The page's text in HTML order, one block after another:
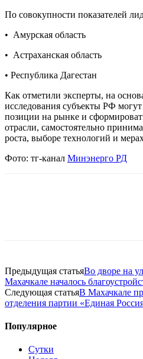
По совокупности показателей
• Амурская область
• Астраханская область
• Республика Дагестан
Как отметили эксперты, на
исследования субъекты РФ
позиции на рынке и
отрасли, самостоятельно
роста, выборе технологий и
Фото: тг-канал Минэнерго РД
Предыдущая статьяВо дворе на
Махачкале началось
Следующая статьяВ Махачкале
отделения партии «Единая
Популярное
Сутки